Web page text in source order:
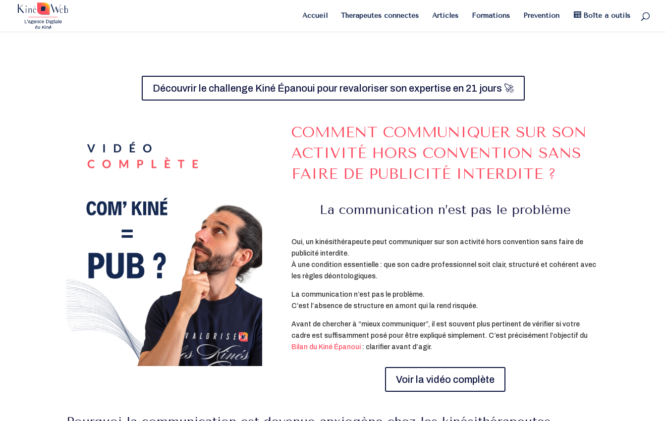
Accueil Thérapeutes connectés Articles Formations Prévention Boîte à outils
Découvrir le challenge Kiné Épanoui pour revaloriser son expertise en 21 jours 🚀
COMMENT COMMUNIQUER SUR SON
ACTIVITÉ HORS CONVENTION SANS
FAIRE DE PUBLICITÉ INTERDITE ?
La communication n’est pas le problème
Oui, un kinésithérapeute peut communiquer sur son activité hors convention sans faire de
publicité interdite.
À une condition essentielle : que son cadre professionnel soit clair, structuré et cohérent avec
les règles déontologiques.
La communication n’est pas le problème.
C’est l’absence de structure en amont qui la rend risquée.
Avant de chercher à “mieux communiquer”, il est souvent plus pertinent de vérifier si votre
cadre est suffisamment posé pour être expliqué simplement. C’est précisément l’objectif du
Bilan du Kiné Épanoui : clarifier avant d’agir.
Voir la vidéo complète